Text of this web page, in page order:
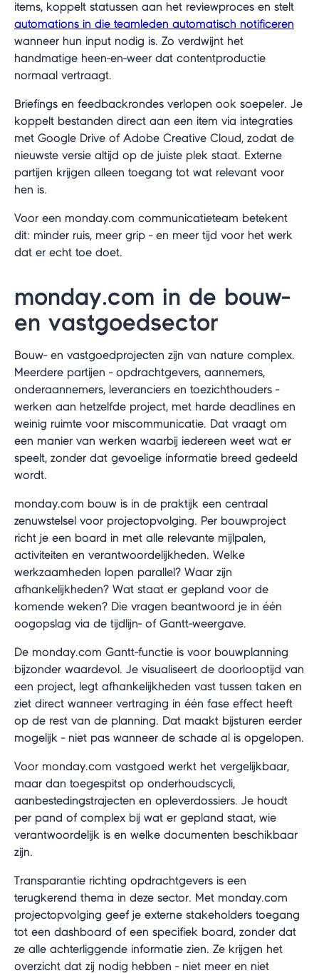
items, koppelt statussen aan het reviewproces en stelt
automations in die teamleden automatisch notificeren
wanneer hun input nodig is. Zo verdwijnt het
handmatige heen-en-weer dat contentproductie
normaal vertraagt.
Briefings en feedbackrondes verlopen ook soepeler. Je
koppelt bestanden direct aan een item via integraties
met Google Drive of Adobe Creative Cloud, zodat de
nieuwste versie altijd op de juiste plek staat. Externe
partijen krijgen alleen toegang tot wat relevant voor
hen is.
Voor een monday.com communicatieteam betekent
dit: minder ruis, meer grip - en meer tijd voor het werk
dat er echt toe doet.
monday.com in de bouw-
en vastgoedsector
Bouw- en vastgoedprojecten zijn van nature complex.
Meerdere partijen - opdrachtgevers, aannemers,
onderaannemers, leveranciers en toezichthouders -
werken aan hetzelfde project, met harde deadlines en
weinig ruimte voor miscommunicatie. Dat vraagt om
een manier van werken waarbij iedereen weet wat er
speelt, zonder dat gevoelige informatie breed gedeeld
wordt.
monday.com bouw is in de praktijk een centraal
zenuwstelsel voor projectopvolging. Per bouwproject
richt je een board in met alle relevante mijlpalen,
activiteiten en verantwoordelijkheden. Welke
werkzaamheden lopen parallel? Waar zijn
afhankelijkheden? Wat staat er gepland voor de
komende weken? Die vragen beantwoord je in één
oogopslag via de tijdlijn- of Gantt-weergave.
De monday.com Gantt-functie is voor bouwplanning
bijzonder waardevol. Je visualiseert de doorlooptijd van
een project, legt afhankelijkheden vast tussen taken en
ziet direct wanneer vertraging in één fase effect heeft
op de rest van de planning. Dat maakt bijsturen eerder
mogelijk - niet pas wanneer de schade al is opgelopen.
Voor monday.com vastgoed werkt het vergelijkbaar,
maar dan toegespitst op onderhoudscycli,
aanbestedingstrajecten en opleverdossiers. Je houdt
per pand of complex bij wat er gepland staat, wie
verantwoordelijk is en welke documenten beschikbaar
zijn.
Transparantie richting opdrachtgevers is een
terugkerend thema in deze sector. Met monday.com
projectopvolging geef je externe stakeholders toegang
tot een dashboard of een specifiek board, zonder dat
ze alle achterliggende informatie zien. Ze krijgen het
overzicht dat zij nodig hebben - niet meer en niet